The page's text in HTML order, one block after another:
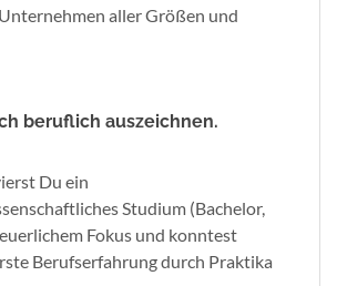
aller Größen und
beruflich auszeichnen.
Du ein
Studium (Bachelor,
Fokus und konntest
Berufserfahrung durch Praktika